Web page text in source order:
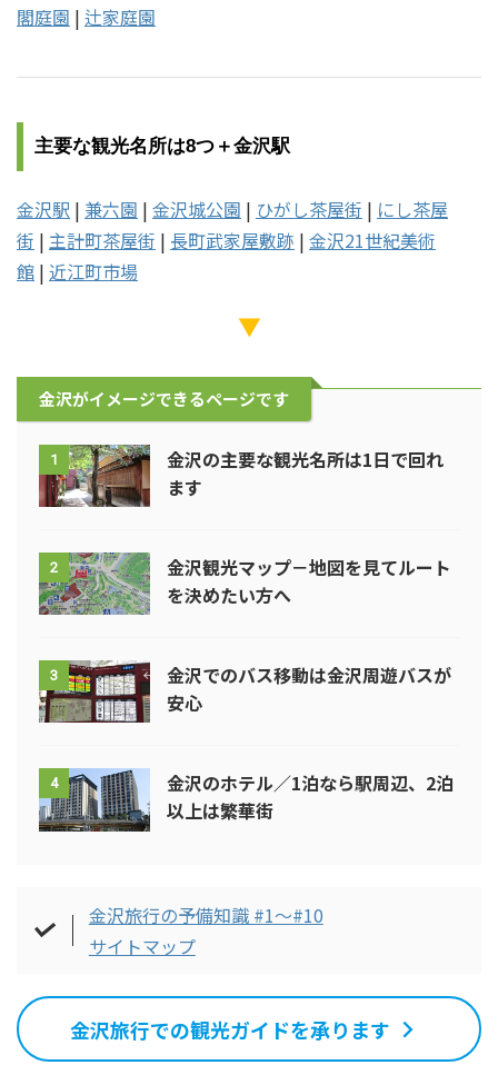
閣庭園 | 辻家庭園
主要な観光名所は8つ＋金沢駅
金沢駅 | 兼六園 | 金沢城公園 | ひがし茶屋街 | にし茶屋
街 | 主計町茶屋街 | 長町武家屋敷跡 | 金沢21世紀美術
館 | 近江町市場
▼
金沢がイメージできるページです
1
金沢の主要な観光名所は1日で回れ
ます
2
金沢観光マップ－地図を見てルート
を決めたい方へ
3
金沢でのバス移動は金沢周遊バスが
安心
4
金沢のホテル／1泊なら駅周辺、2泊
以上は繁華街
金沢旅行の予備知識 #1～#10
サイトマップ
金沢旅行での観光ガイドを承ります